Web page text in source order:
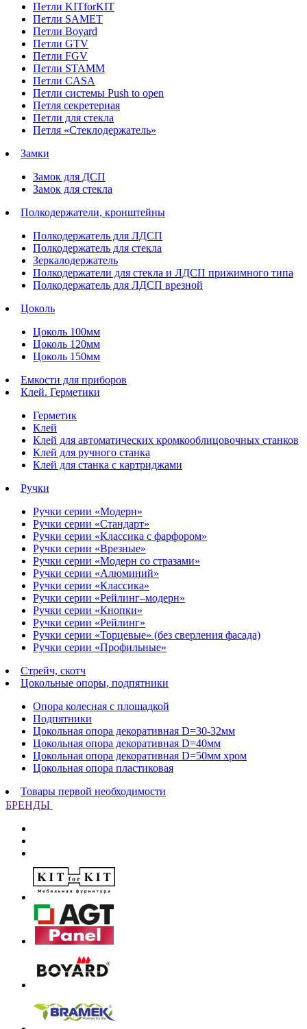
Петли KITforKIT
Петли SAMET
Петли Boyard
Петли GTV
Петли FGV
Петли STAMM
Петли CASA
Петли системы Push to open
Петля секретерная
Петли для стекла
Петля «Стеклодержатель»
Замки
Замок для ДСП
Замок для стекла
Полкодержатели, кронштейны
Полкодержатель для ЛДСП
Полкодержатель для стекла
Зеркалодержатель
Полкодержатели для стекла и ЛДСП прижимного типа
Полкодержатель для ЛДСП врезной
Цоколь
Цоколь 100мм
Цоколь 120мм
Цоколь 150мм
Емкости для приборов
Клей. Герметики
Герметик
Клей
Клей для автоматических кромкооблицовочных станков
Клей для ручного станка
Клей для станка с картриджами
Ручки
Ручки серии «Модерн»
Ручки серии «Стандарт»
Ручки серии «Классика с фарфором»
Ручки серии «Врезные»
Ручки серии «Модерн со стразами»
Ручки серии «Алюминий»
Ручки серии «Классика»
Ручки серии «Рейлинг–модерн»
Ручки серии «Кнопки»
Ручки серии «Рейлинг»
Ручки серии «Торцевые» (без сверления фасада)
Ручки серии «Профильные»
Стрейч, скотч
Цокольные опоры, подпятники
Опора колесная с площадкой
Подпятники
Цокольная опора декоративная D=30-32мм
Цокольная опора декоративная D=40мм
Цокольная опора декоративная D=50мм хром
Цокольная опора пластиковая
Товары первой необходимости
БРЕНДЫ